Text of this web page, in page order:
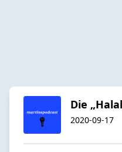
Die
2020-09-17